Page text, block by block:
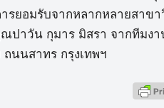
ารยอมรับจากหลากหลายสา
ณปาวัน กุมาร มิสรา จากทีม
นนสาทร กรุงเทพฯ